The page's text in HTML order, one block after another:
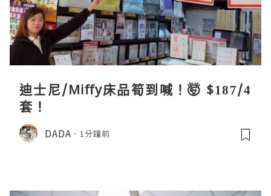
迪士尼/Miffy床品筍到喊！🤯 $187/4
套！
DADA 1分鐘前